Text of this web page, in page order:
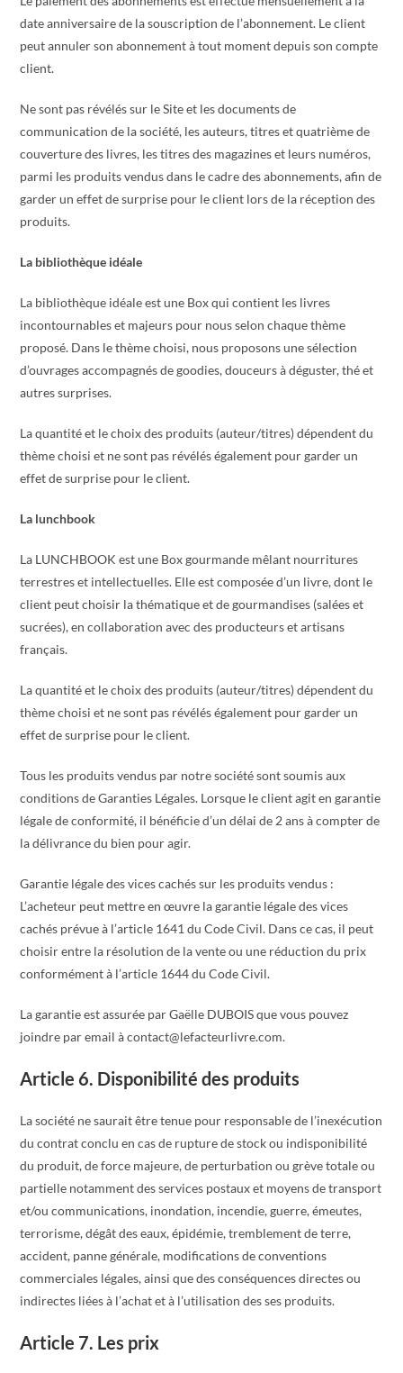
date anniversaire de la souscription de l’abonnement. Le client
peut annuler son abonnement à tout moment depuis son compte
client.
Ne sont pas révélés sur le Site et les documents de
communication de la société, les auteurs, titres et quatrième de
couverture des livres, les titres des magazines et leurs numéros,
parmi les produits vendus dans le cadre des abonnements, afin de
garder un effet de surprise pour le client lors de la réception des
produits.
La bibliothèque idéale
La bibliothèque idéale est une Box qui contient les livres
incontournables et majeurs pour nous selon chaque thème
proposé. Dans le thème choisi, nous proposons une sélection
d’ouvrages accompagnés de goodies, douceurs à déguster, thé et
autres surprises.
La quantité et le choix des produits (auteur/titres) dépendent du
thème choisi et ne sont pas révélés également pour garder un
effet de surprise pour le client.
La lunchbook
La LUNCHBOOK est une Box gourmande mêlant nourritures
terrestres et intellectuelles. Elle est composée d’un livre, dont le
client peut choisir la thématique et de gourmandises (salées et
sucrées), en collaboration avec des producteurs et artisans
français.
La quantité et le choix des produits (auteur/titres) dépendent du
thème choisi et ne sont pas révélés également pour garder un
effet de surprise pour le client.
Tous les produits vendus par notre société sont soumis aux
conditions de Garanties Légales. Lorsque le client agit en garantie
légale de conformité, il bénéficie d’un délai de 2 ans à compter de
la délivrance du bien pour agir.
Garantie légale des vices cachés sur les produits vendus :
L’acheteur peut mettre en œuvre la garantie légale des vices
cachés prévue à l’article 1641 du Code Civil. Dans ce cas, il peut
choisir entre la résolution de la vente ou une réduction du prix
conformément à l’article 1644 du Code Civil.
La garantie est assurée par Gaëlle DUBOIS que vous pouvez
joindre par email à contact@lefacteurlivre.com.
Article 6. Disponibilité des produits
La société ne saurait être tenue pour responsable de l’inexécution
du contrat conclu en cas de rupture de stock ou indisponibilité
du produit, de force majeure, de perturbation ou grève totale ou
partielle notamment des services postaux et moyens de transport
et/ou communications, inondation, incendie, guerre, émeutes,
terrorisme, dégât des eaux, épidémie, tremblement de terre,
accident, panne générale, modifications de conventions
commerciales légales, ainsi que des conséquences directes ou
indirectes liées à l’achat et à l’utilisation des ses produits.
Article 7. Les prix